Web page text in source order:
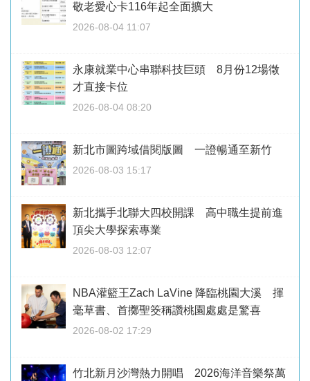
敬老愛心卡116年起全面擴大
2026-08-04 11:07
永康就業中心串聯科技巨頭 8月份12場徵
才直接卡位
2026-08-04 08:20
新北市圖跨域借閱版圖 一證暢通至新竹
2026-08-03 15:17
新北攜手北聯大四校開課 高中職生提前進
頂尖大學探索專業
2026-08-03 12:07
NBA灌籃王Zach LaVine 降臨桃園大溪 揮
毫草書、首擲聖筊稱讚桃園處處是驚喜
2026-08-02 17:29
竹北新月沙灣熱力開唱 2026海洋音樂祭萬